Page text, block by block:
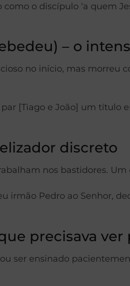
o discípulo ‘a quem
– o
no início, mas morreu
par [Tiago e João] um título
discreto
nos bastidores.
irmão Pedro ao Senhor,
precisava ver
ser ensinado